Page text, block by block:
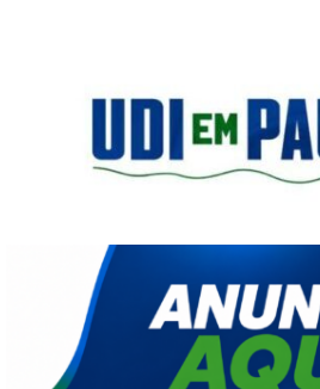
Pauta